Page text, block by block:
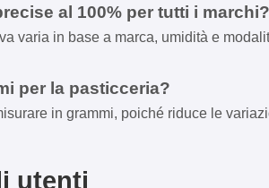
al 100% per tutti i marchi?
varia in base a marca, umidità e
per la pasticceria?
in grammi, poiché riduce le
utenti